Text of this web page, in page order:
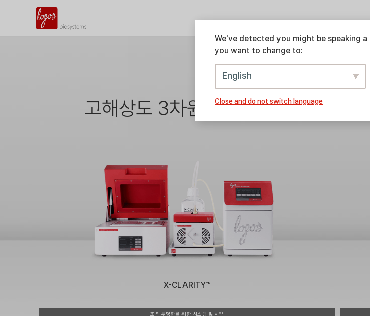
고해상도 3차원 이미징을 위한 생체
X-CLARITY™
조직 투명화를 위한 시스템 및 시약
We've detected you might be speaking
you want to change to:
English
Close and do not switch language